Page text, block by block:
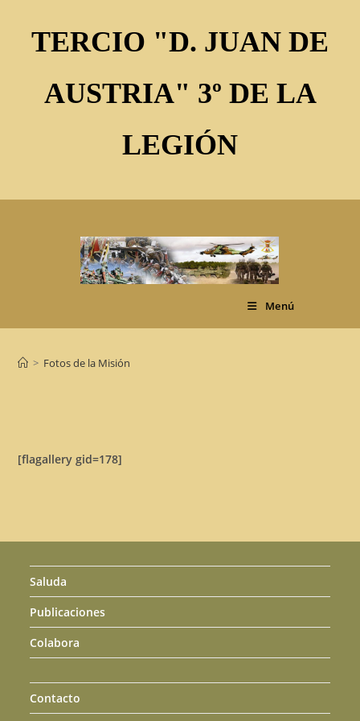
contenidoTERCIO "D. JUAN DE
AUSTRIA" 3º DE LA
LEGIÓN
Menú
> Fotos de la Misión
[flagallery gid=178]
Saluda
Publicaciones
Colabora
Contacto